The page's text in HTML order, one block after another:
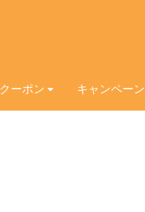
クーポン キャンペーン